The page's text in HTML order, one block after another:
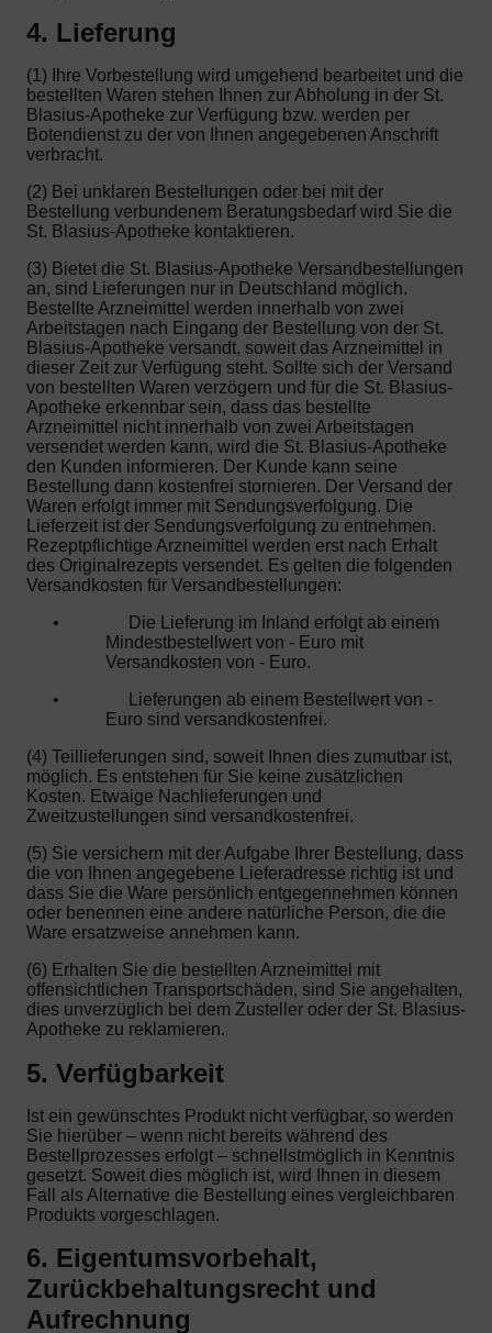
4. Lieferung
(1) Ihre Vorbestellung wird umgehend bearbeitet und die
bestellten Waren stehen Ihnen zur Abholung in der St.
Blasius-Apotheke zur Verfügung bzw. werden per
Botendienst zu der von Ihnen angegebenen Anschrift
verbracht.
(2) Bei unklaren Bestellungen oder bei mit der
Bestellung verbundenem Beratungsbedarf wird Sie die
St. Blasius-Apotheke kontaktieren.
(3) Bietet die St. Blasius-Apotheke Versandbestellungen
an, sind Lieferungen nur in Deutschland möglich.
Bestellte Arzneimittel werden innerhalb von zwei
Arbeitstagen nach Eingang der Bestellung von der St.
Blasius-Apotheke versandt, soweit das Arzneimittel in
dieser Zeit zur Verfügung steht. Sollte sich der Versand
von bestellten Waren verzögern und für die St. Blasius-
Apotheke erkennbar sein, dass das bestellte
Arzneimittel nicht innerhalb von zwei Arbeitstagen
versendet werden kann, wird die St. Blasius-Apotheke
den Kunden informieren. Der Kunde kann seine
Bestellung dann kostenfrei stornieren. Der Versand der
Waren erfolgt immer mit Sendungsverfolgung. Die
Lieferzeit ist der Sendungsverfolgung zu entnehmen.
Rezeptpflichtige Arzneimittel werden erst nach Erhalt
des Originalrezepts versendet. Es gelten die folgenden
Versandkosten für Versandbestellungen:
•
Die Lieferung im Inland erfolgt ab einem
Mindestbestellwert von - Euro mit
Versandkosten von - Euro.
•
Lieferungen ab einem Bestellwert von -
Euro sind versandkostenfrei.
(4) Teillieferungen sind, soweit Ihnen dies zumutbar ist,
möglich. Es entstehen für Sie keine zusätzlichen
Kosten. Etwaige Nachlieferungen und
Zweitzustellungen sind versandkostenfrei.
(5) Sie versichern mit der Aufgabe Ihrer Bestellung, dass
die von Ihnen angegebene Lieferadresse richtig ist und
dass Sie die Ware persönlich entgegennehmen können
oder benennen eine andere natürliche Person, die die
Ware ersatzweise annehmen kann.
(6) Erhalten Sie die bestellten Arzneimittel mit
offensichtlichen Transportschäden, sind Sie angehalten,
dies unverzüglich bei dem Zusteller oder der St. Blasius-
Apotheke zu reklamieren.
5. Verfügbarkeit
Ist ein gewünschtes Produkt nicht verfügbar, so werden
Sie hierüber – wenn nicht bereits während des
Bestellprozesses erfolgt – schnellstmöglich in Kenntnis
gesetzt. Soweit dies möglich ist, wird Ihnen in diesem
Fall als Alternative die Bestellung eines vergleichbaren
Produkts vorgeschlagen.
6. Eigentumsvorbehalt,
Zurückbehaltungsrecht und
Aufrechnung